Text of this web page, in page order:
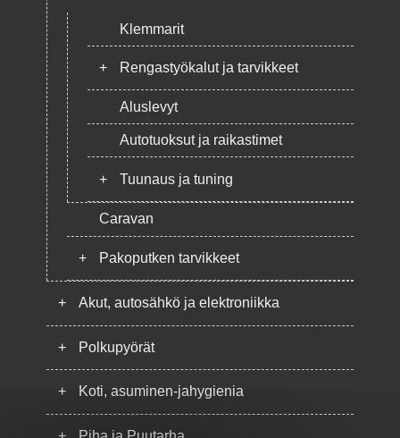
Klemmarit
+ Rengastyökalut ja tarvikkeet
Aluslevyt
Autotuoksut ja raikastimet
+ Tuunaus ja tuning
Caravan
+ Pakoputken tarvikkeet
+ Akut, autosähkö ja elektroniikka
+ Polkupyörät
+ Koti, asuminen-jahygienia